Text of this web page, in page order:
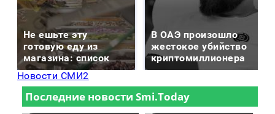
Не ешьте эту
готовую еду из
магазина: список
В ОАЭ произошло
жестокое убийство
криптомиллионера
Новости СМИ2